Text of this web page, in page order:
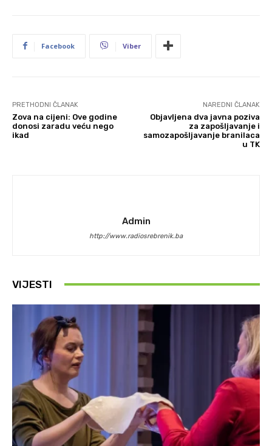
Facebook Viber
PRETHODNI ČLANAK
Zova na cijeni: Ove godine
donosi zaradu veću nego
ikad
NAREDNI ČLANAK
Objavljena dva javna poziva
za zapošljavanje i
samozapošljavanje branilaca
u TK
Admin
http://www.radiosrebrenik.ba
VIJESTI